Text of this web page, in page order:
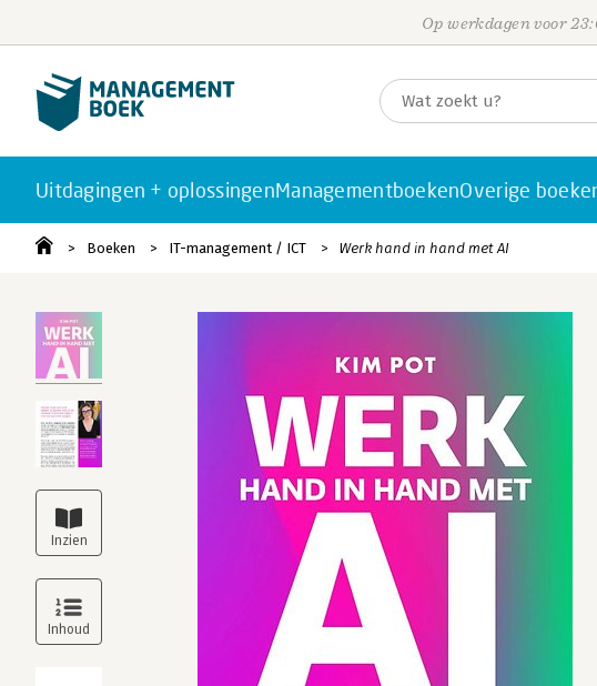
Op werkdagen voor
Uitdagingen + oplossingenManagementboekenOverige
Boeken IT-management / ICT Werk hand in hand met AI